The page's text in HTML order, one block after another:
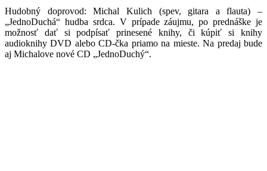
Hudobný doprovod: Michal Kulich (spev, gitara a flauta) –
„JednoDuchá“ hudba srdca. V prípade záujmu, po prednáške je
možnosť dať si podpísať prinesené knihy, či kúpiť si knihy
audioknihy DVD alebo CD-čka priamo na mieste. Na predaj bude
aj Michalove nové CD „JednoDuchý“.